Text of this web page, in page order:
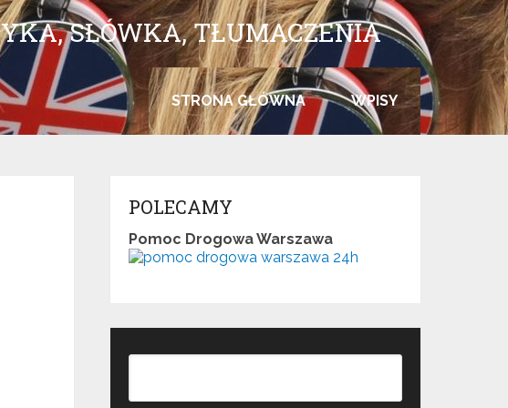
SŁÓWKA, TŁUMACZENIA
STRONA GŁÓWNA WPISY
POLECAMY
Pomoc Drogowa Warszawa